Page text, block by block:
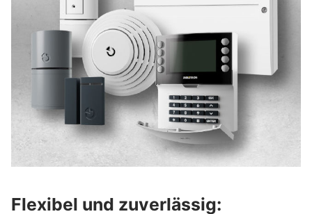
Flexibel und zuverlässig: